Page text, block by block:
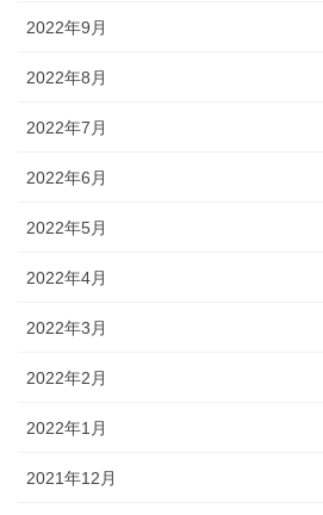
2022年9月
2022年8月
2022年7月
2022年6月
2022年5月
2022年4月
2022年3月
2022年2月
2022年1月
2021年12月